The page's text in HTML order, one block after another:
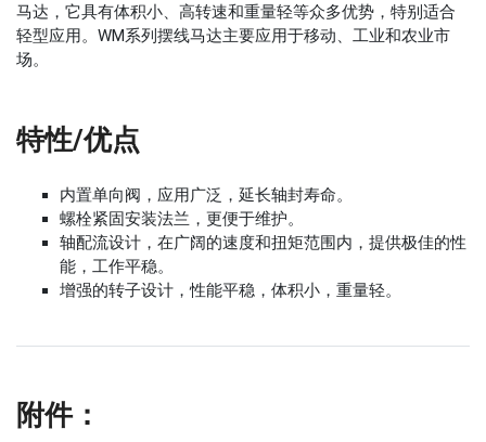
马达，它具有体积小、高转速和重量轻等众多优势，特别适合
轻型应用。WM系列摆线马达主要应用于移动、工业和农业市
场。
特性/优点
内置单向阀，应用广泛，延长轴封寿命。
螺栓紧固安装法兰，更便于维护。
轴配流设计，在广阔的速度和扭矩范围内，提供极佳的性
能，工作平稳。
增强的转子设计，性能平稳，体积小，重量轻。
附件：